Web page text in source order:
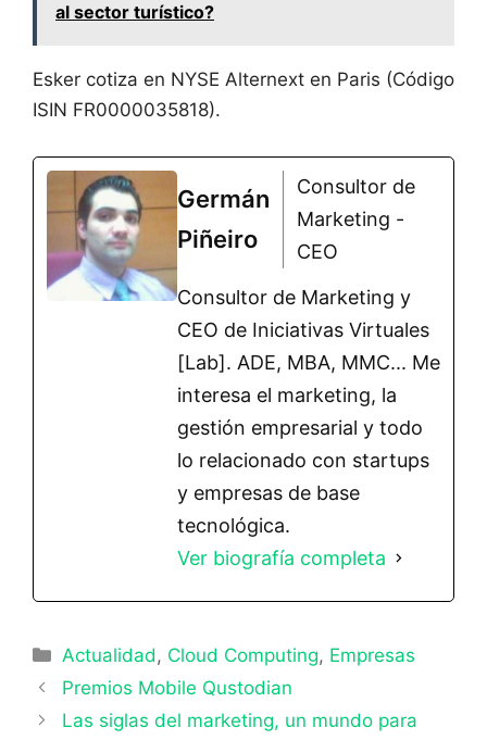
al sector turístico?
Esker cotiza en NYSE Alternext en Paris (Código
ISIN FR0000035818).
Germán
Piñeiro
Consultor de
Marketing -
CEO
Consultor de Marketing y
CEO de Iniciativas Virtuales
[Lab]. ADE, MBA, MMC... Me
interesa el marketing, la
gestión empresarial y todo
lo relacionado con startups
y empresas de base
tecnológica.
Ver biografía completa
Categorías
Actualidad , Cloud Computing, Empresas
Premios Mobile Qustodian
Las siglas del marketing, un mundo para